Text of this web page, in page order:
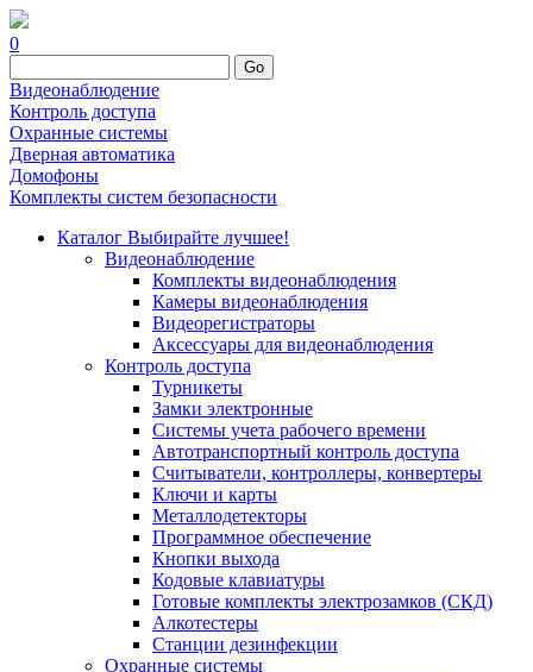
0
Go
Видеонаблюдение
Контроль доступа
Охранные системы
Дверная автоматика
Домофоны
Комплекты систем безопасности
Каталог Выбирайте лучшее!
Видеонаблюдение
Комплекты видеонаблюдения
Камеры видеонаблюдения
Видеорегистраторы
Аксессуары для видеонаблюдения
Контроль доступа
Турникеты
Замки электронные
Системы учета рабочего времени
Автотранспортный контроль доступа
Считыватели, контроллеры, конвертеры
Ключи и карты
Металлодетекторы
Программное обеспечение
Кнопки выхода
Кодовые клавиатуры
Готовые комплекты электрозамков (СКД)
Алкотестеры
Станции дезинфекции
Охранные системы